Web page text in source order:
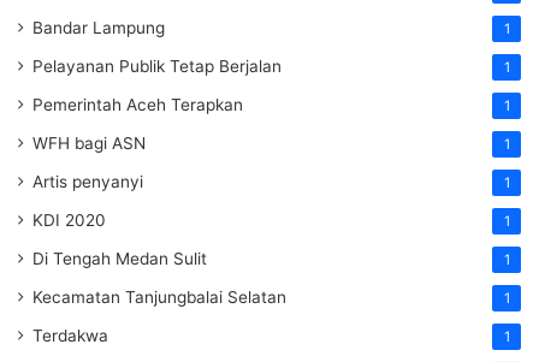
Bandar Lampung 1
Pelayanan Publik Tetap Berjalan 1
Pemerintah Aceh Terapkan 1
WFH bagi ASN 1
Artis penyanyi 1
KDI 2020 1
Di Tengah Medan Sulit 1
Kecamatan Tanjungbalai Selatan 1
Terdakwa 1